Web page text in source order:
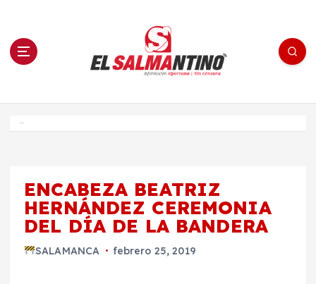
n El Salmantino - medios/noticias/editorial
ENCABEZA BEATRIZ
HERNÁNDEZ CEREMONIA
DEL DÍA DE LA BANDERA
SALAMANCA febrero 25, 2019